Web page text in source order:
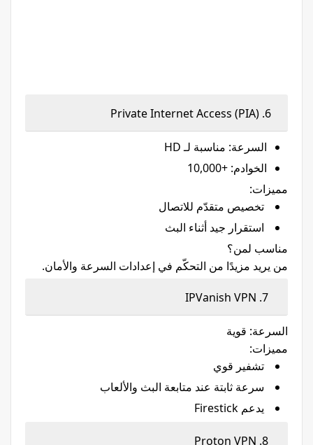
السرعة: مناسبة لـ HD
الخوادم: +10,000
مميزات:
تخصيص متقدّم للاتصال
استقرار جيد أثناء البث
مناسب لمن؟
من يريد مزيدًا من التحكّم في إعدادات السرعة والأمان.
السرعة: قوية
مميزات:
تشفير قوي
سرعة ثابتة عند متابعة البث والألعاب
يدعم Firestick